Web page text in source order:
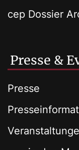
cep Dossier
Presse &
Presse